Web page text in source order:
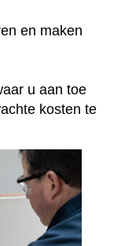
en maken
u aan toe
kosten te